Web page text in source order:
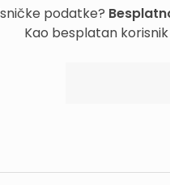
podatke?
Kao besplatan